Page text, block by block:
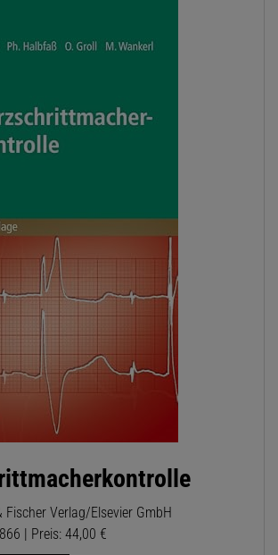
Fischer Verlag/Elsevier GmbH
| Preis: 44,00 €